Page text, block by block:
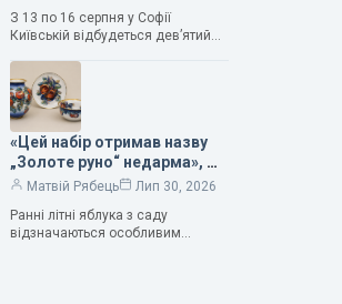
З 13 по 16 серпня у Софії
Київській відбудеться дев’ятий
мистецтв Bouquet Kyiv Stage. Ця
подія традиційно…
«Цей набір отримав назву
„Золоте руно“ недарма», —
колекціонерка Людмила
Матвій Рябець
Лип 30, 2026
Ранні літні яблука з саду
відзначаються особливим